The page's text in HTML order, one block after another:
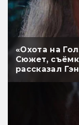
«Охота на
Сюжет,
рассказал